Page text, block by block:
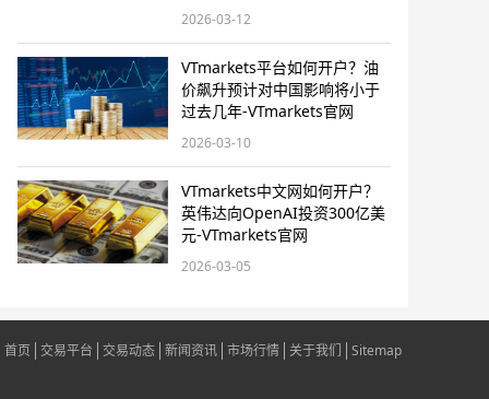
2026-03-12
VTmarkets平台如何开户？油
价飙升预计对中国影响将小于
过去几年-VTmarkets官网
2026-03-10
VTmarkets中文网如何开户？
英伟达向OpenAI投资300亿美
元-VTmarkets官网
2026-03-05
首页 交易平台 交易动态 新闻资讯 市场行情 关于我们 Sitemap